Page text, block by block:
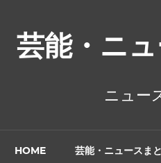
芸能・ニ
ニュー
HOME 芸能・ニュースま